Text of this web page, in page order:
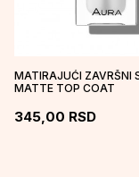
MATIRAJUĆI ZAVRŠNI
MATTE TOP COAT
345,00 RSD